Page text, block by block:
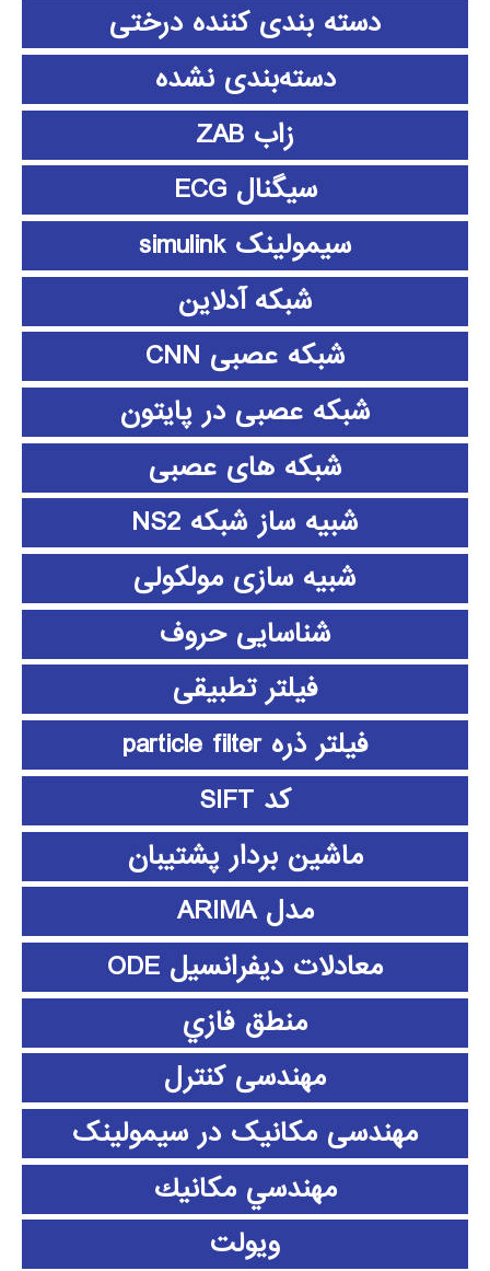
دسته بندی کننده درختی
دسته‌بندی نشده
زاب ZAB
سیگنال ECG
سیمولینک simulink
شبکه آدلاین
شبکه عصبی CNN
شبکه عصبی در پایتون
شبکه های عصبی
شبیه ساز شبکه NS2
شبیه سازی مولکولی
شناسایی حروف
فیلتر تطبیقی
فیلتر ذره particle filter
کد SIFT
ماشین بردار پشتیبان
مدل ARIMA
معادلات دیفرانسیل ODE
منطق فازي
مهندسی کنترل
مهندسی مکانیک در سیمولینک
مهندسي مكانيك
ویولت